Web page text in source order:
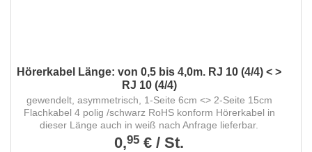
Hörerkabel Länge: von 0,5 bis 4,0m. RJ 10 (4/4) < >
RJ 10 (4/4)
gewendelt, asymmetrisch, 1-Seite 6cm <> 2-Seite 15cm
Flachkabel 4 polig /schwarz RoHS konform Hörerkabel in
dieser Länge auch in weiß nach Anfrage lieferbar.
0,95 € / St.